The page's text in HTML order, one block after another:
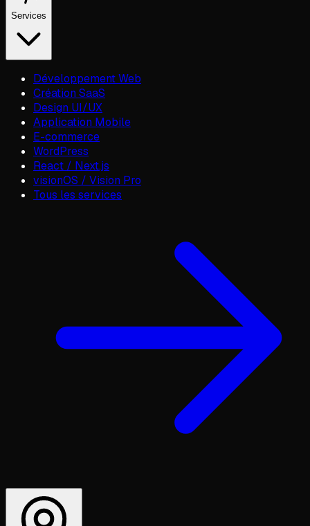
Services
Développement Web
Création SaaS
Design UI/UX
Application Mobile
E-commerce
WordPress
React / Next.js
visionOS / Vision Pro
Tous les services